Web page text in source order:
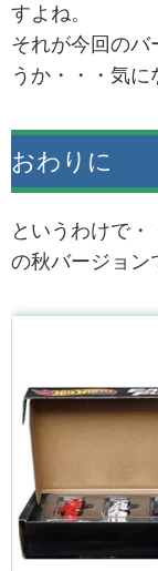
すよね。
それが今回のバ
うか・・・気に
おわりに
というわけで
の秋バージョン